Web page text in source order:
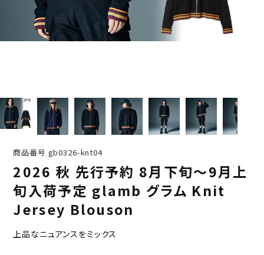
商品番号 gb0326-knt04
2026 秋 先行予約 8月下旬～9月上
旬入荷予定 glamb グラム Knit
Jersey Blouson
上品なニュアンスをミックス